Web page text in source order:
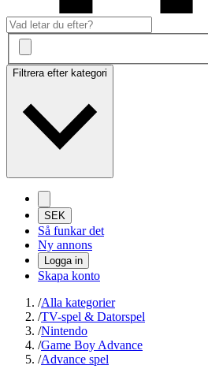
Filtrera efter kategori
SEK
Så funkar det
Ny annons
Logga in
Skapa konto
/Alla kategorier
/TV-spel & Datorspel
/Nintendo
/Game Boy Advance
/Advance spel